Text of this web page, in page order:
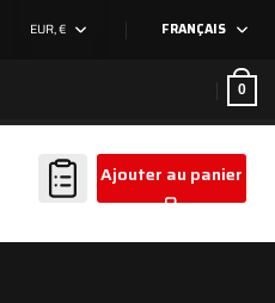
EUR, € FRANÇAIS
0
Ajouter au panier